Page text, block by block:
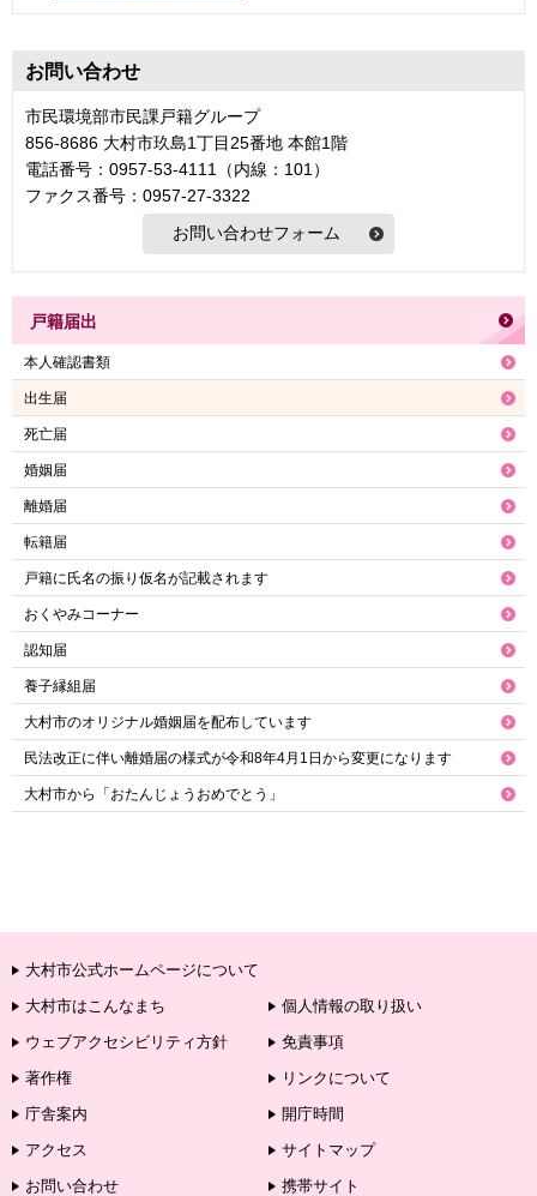
お問い合わせ
市民環境部市民課戸籍グループ
856-8686 大村市玖島1丁目25番地 本館1階
電話番号：0957-53-4111（内線：101）
ファクス番号：0957-27-3322
戸籍届出
本人確認書類
出生届
死亡届
婚姻届
離婚届
転籍届
戸籍に氏名の振り仮名が記載されます
おくやみコーナー
認知届
養子縁組届
大村市のオリジナル婚姻届を配布しています
民法改正に伴い離婚届の様式が令和8年4月1日から変更になります
大村市から「おたんじょうおめでとう」
大村市公式ホームページについて
大村市はこんなまち
個人情報の取り扱い
ウェブアクセシビリティ方針
免責事項
著作権
リンクについて
庁舎案内
開庁時間
アクセス
サイトマップ
お問い合わせ
携帯サイト